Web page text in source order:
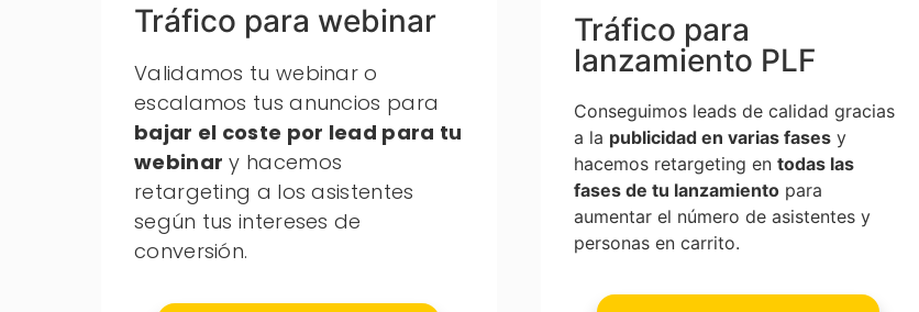
Tráfico para webinar
Validamos tu webinar o
escalamos tus anuncios para
bajar el coste por lead para tu
webinar y hacemos
retargeting a los asistentes
según tus intereses de
conversión.
Tráfico para
lanzamiento PLF
Conseguimos leads de calidad gracias
a la publicidad en varias fasesy
hacemos retargeting en todas las
fases de tu lanzamientopara
aumentar el número de asistentes y
personas en carrito.